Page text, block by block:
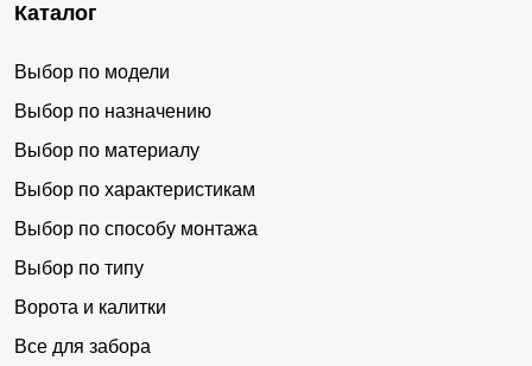
Каталог
Выбор по модели
Выбор по назначению
Выбор по материалу
Выбор по характеристикам
Выбор по способу монтажа
Выбор по типу
Ворота и калитки
Все для забора